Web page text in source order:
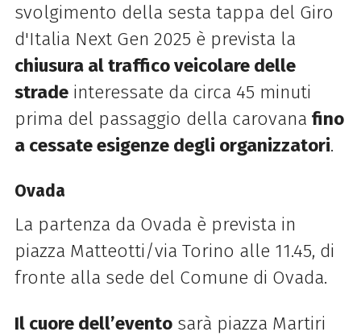
svolgimento della sesta tappa del Giro
d'Italia Next Gen 2025 è prevista la
chiusura al traffico veicolare delle
stradeinteressate da circa 45 minuti
prima del passaggio della carovana fino
a cessate esigenze degli organizzatori.
Ovada
La partenza da Ovada è prevista in
piazza Matteotti/via Torino alle 11.45, di
fronte alla sede del Comune di Ovada.
Il cuore dell’eventosarà piazza Martiri